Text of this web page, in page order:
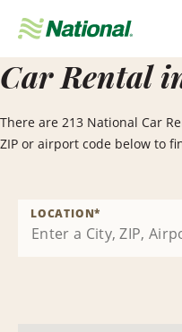
Navigation
Car Rental
There are 213 National Car
ZIP or airport code below to
LOCATION*